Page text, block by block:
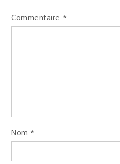
Commentaire*
Nom*